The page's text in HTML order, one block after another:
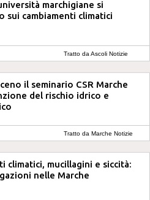
marchigiane si
sui cambiamenti climatici
Tratto da Ascoli Notizie
il seminario CSR Marche
del rischio idrico e
Tratto da Marche Notizie
climatici, mucillagini e siccità:
nelle Marche